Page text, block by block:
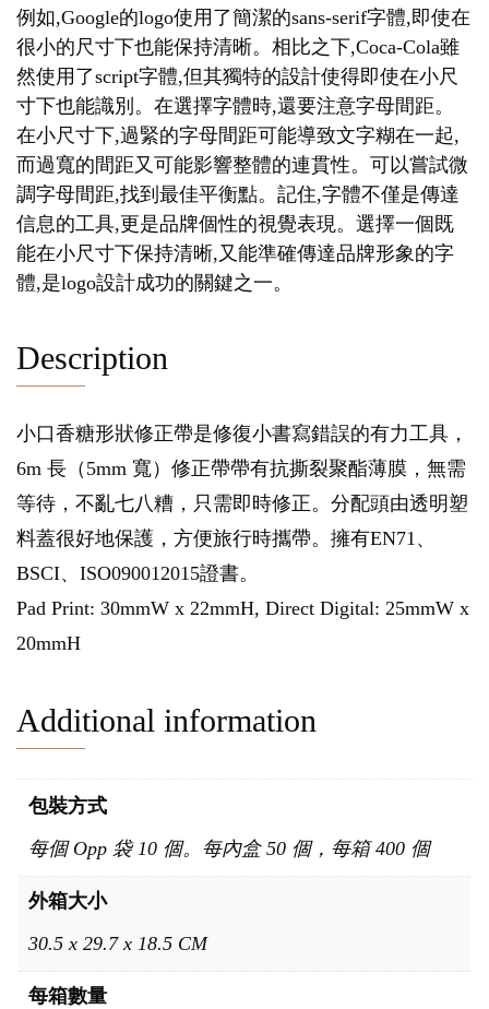
例如,Google的logo使用了簡潔的sans-serif字體,即使在
很小的尺寸下也能保持清晰。相比之下,Coca-Cola雖
然使用了script字體,但其獨特的設計使得即使在小尺
寸下也能識別。在選擇字體時,還要注意字母間距。
在小尺寸下,過緊的字母間距可能導致文字糊在一起,
而過寬的間距又可能影響整體的連貫性。可以嘗試微
調字母間距,找到最佳平衡點。記住,字體不僅是傳達
信息的工具,更是品牌個性的視覺表現。選擇一個既
能在小尺寸下保持清晰,又能準確傳達品牌形象的字
體,是logo設計成功的關鍵之一。
Description
小口香糖形狀修正帶是修復小書寫錯誤的有力工具，
6m 長（5mm 寬）修正帶帶有抗撕裂聚酯薄膜，無需
等待，不亂七八糟，只需即時修正。分配頭由透明塑
料蓋很好地保護，方便旅行時攜帶。擁有EN71、
BSCI、ISO090012015證書。
Pad Print: 30mmW x 22mmH, Direct Digital: 25mmW x
20mmH
Additional information
包裝方式
每個 Opp 袋 10 個。每內盒 50 個，每箱 400 個
外箱大小
30.5 x 29.7 x 18.5 CM
每箱數量